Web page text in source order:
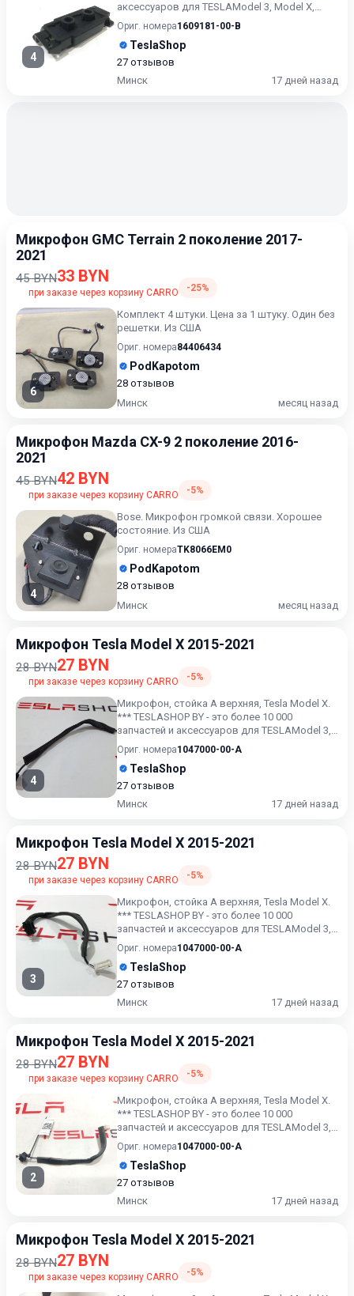
4
аксессуаров для TESLAModel 3, Model X,
Model S, Model...
Ориг. номера1609181-00-B
TeslaShop
27 отзывов
Минск
17 дней назад
Микрофон GMC Terrain 2 поколение 2017-
2021
45 BYN33 BYN
при заказе через корзину CARRO -25%
6
Комплект 4 штуки. Цена за 1 штуку. Один без
решетки. Из США
Ориг. номера84406434
PodKapotom
28 отзывов
Минск
месяц назад
Микрофон Mazda CX-9 2 поколение 2016-
2021
45 BYN42 BYN
при заказе через корзину CARRO -5%
4
Bose. Микрофон громкой связи. Хорошее
состояние. Из США
Ориг. номераTK8066EM0
PodKapotom
28 отзывов
Минск
месяц назад
Микрофон Tesla Model X 2015-2021
28 BYN27 BYN
при заказе через корзину CARRO -5%
4
Микрофон, стойка А верхняя, Tesla Model X.
*** TESLASHOP BY - это более 10 000
запчастей и аксессуаров для TESLAModel 3,
Model X, Model S, M...
Ориг. номера1047000-00-A
TeslaShop
27 отзывов
Минск
17 дней назад
Микрофон Tesla Model X 2015-2021
28 BYN27 BYN
при заказе через корзину CARRO -5%
3
Микрофон, стойка А верхняя, Tesla Model X.
*** TESLASHOP BY - это более 10 000
запчастей и аксессуаров для TESLAModel 3,
Model X, Model S, M...
Ориг. номера1047000-00-A
TeslaShop
27 отзывов
Минск
17 дней назад
Микрофон Tesla Model X 2015-2021
28 BYN27 BYN
при заказе через корзину CARRO -5%
2
Микрофон, стойка А верхняя, Tesla Model X.
*** TESLASHOP BY - это более 10 000
запчастей и аксессуаров для TESLAModel 3,
Model X, Model S, M...
Ориг. номера1047000-00-A
TeslaShop
27 отзывов
Минск
17 дней назад
Микрофон Tesla Model X 2015-2021
28 BYN27 BYN
при заказе через корзину CARRO -5%